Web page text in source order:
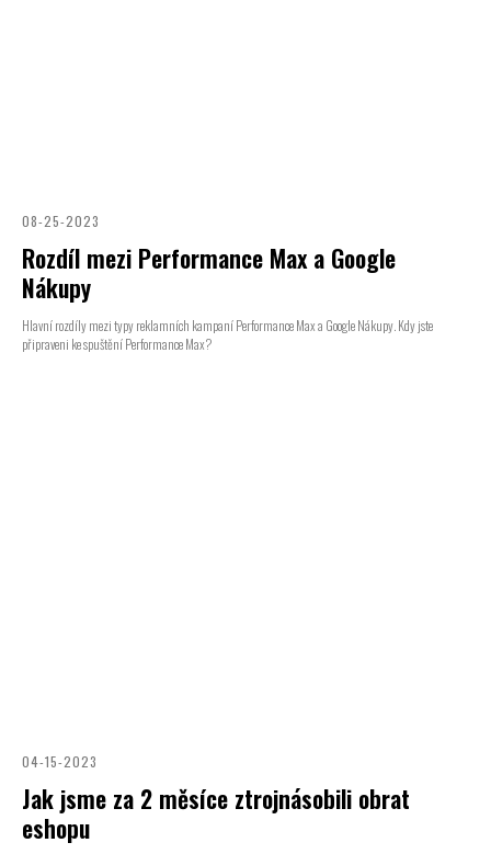
08-25-2023
Rozdíl mezi Performance Max a Google
Nákupy
Hlavní rozdíly mezi typy reklamních kampaní Performance Max a Google Nákupy. Kdy jste
připraveni ke spuštění Performance Max?
04-15-2023
Jak jsme za 2 měsíce ztrojnásobili obrat
eshopu